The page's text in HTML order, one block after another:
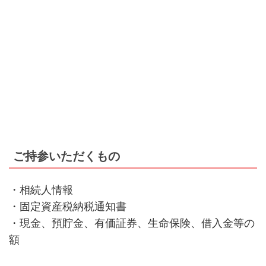
ご持参いただくもの
・相続人情報
・固定資産税納税通知書
・現金、預貯金、有価証券、生命保険、借入金等の
額